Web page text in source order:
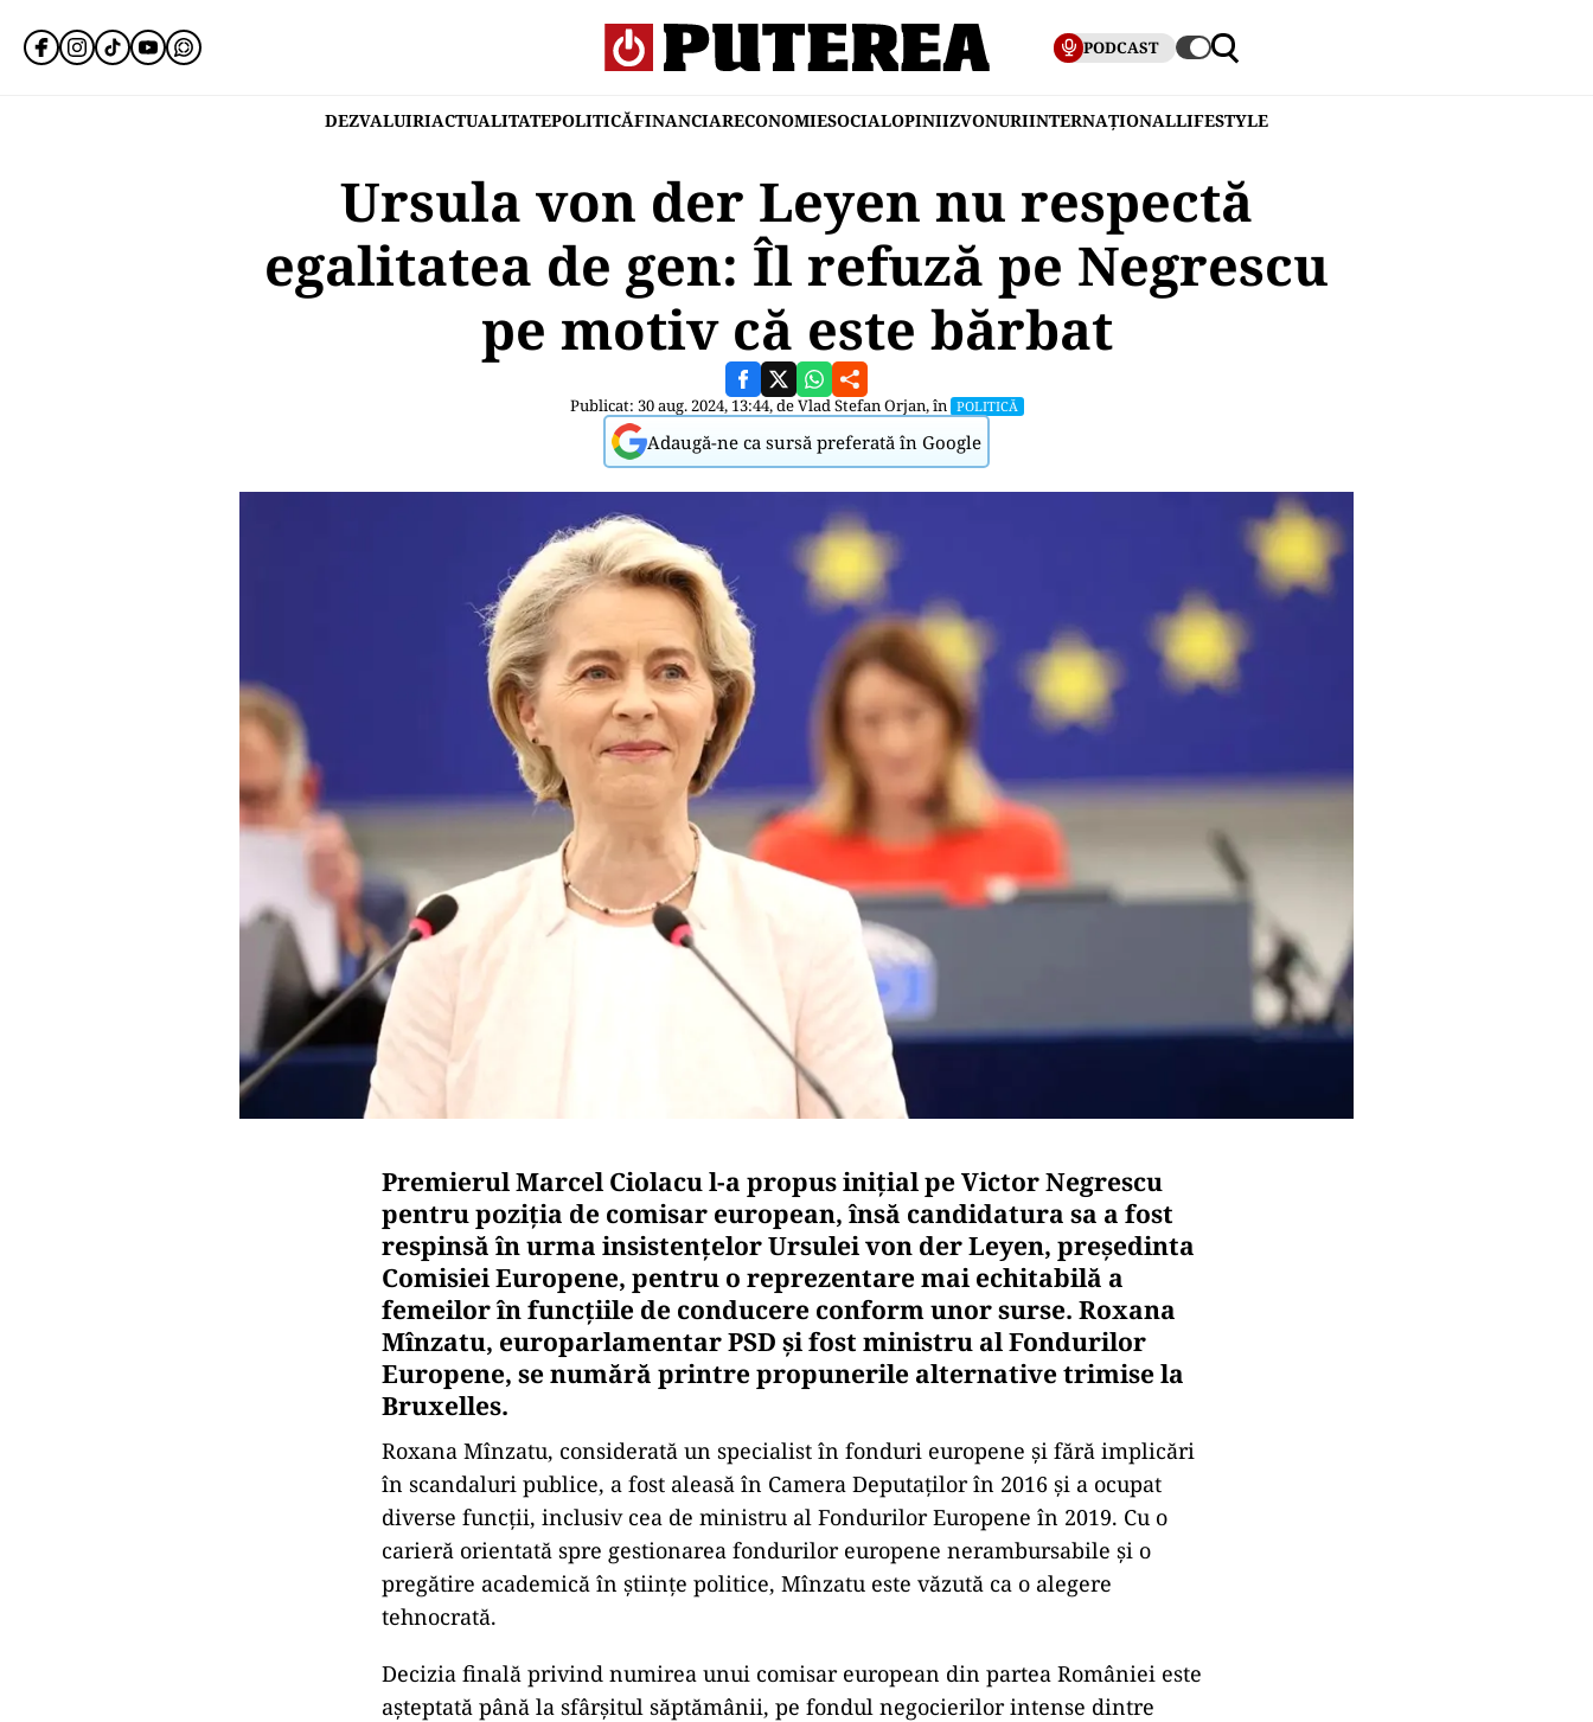
PODCAST
DEZVALUIRIACTUALITATEPOLITICĂFINANCIARECONOMIESOCIALOPINIIZVONURIINTERNAȚIONALLIFESTYLE
Ursula von der Leyen nu respectă
egalitatea de gen: Îl refuză pe Negrescu
pe motiv că este bărbat
Publicat: 30 aug. 2024, 13:44, deVlad Stefan Orjan, în POLITICĂ
Adaugă-ne ca sursă preferată în Google
Premierul Marcel Ciolacu l-a propus inițial pe Victor Negrescu
pentru poziția de comisar european, însă candidatura sa a fost
respinsă în urma insistențelor Ursulei von der Leyen, președinta
Comisiei Europene, pentru o reprezentare mai echitabilă a
femeilor în funcțiile de conducere conform unor surse. Roxana
Mînzatu, europarlamentar PSD și fost ministru al Fondurilor
Europene, se numără printre propunerile alternative trimise la
Bruxelles.
Roxana Mînzatu, considerată un specialist în fonduri europene și fără implicări
în scandaluri publice, a fost aleasă în Camera Deputaților în 2016 și a ocupat
diverse funcții, inclusiv cea de ministru al Fondurilor Europene în 2019. Cu o
carieră orientată spre gestionarea fondurilor europene nerambursabile și o
pregătire academică în științe politice, Mînzatu este văzută ca o alegere
tehnocrată.
Decizia finală privind numirea unui comisar european din partea României este
așteptată până la sfârșitul săptămânii, pe fondul negocierilor intense dintre